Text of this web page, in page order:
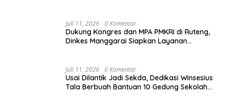
Juli 11, 2026 0 Komentar
Dukung Kongres dan MPA PMKRI di Ruteng,
Dinkes Manggarai Siapkan Layanan
Juli 11, 2026 0 Komentar
Usai Dilantik Jadi Sekda, Dedikasi Winsesius
Tala Berbuah Bantuan 10 Gedung Sekolah